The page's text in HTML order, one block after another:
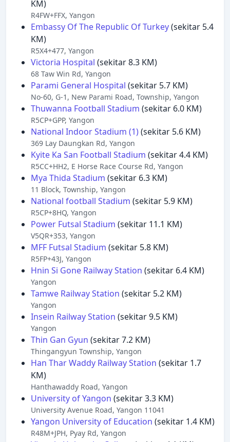
KM)
R4FW+FFX, Yangon
Embassy Of The Republic Of Turkey(sekitar 5.4
KM)
R5X4+477, Yangon
Victoria Hospital (sekitar 8.3 KM)
68 Taw Win Rd, Yangon
Parami General Hospital (sekitar 5.7 KM)
No-60, G-1, New Parami Road, Township, Yangon
Thuwanna Football Stadium (sekitar 6.0 KM)
R5CP+GPP, Yangon
National Indoor Stadium (1)(sekitar 5.6 KM)
369 Lay Daungkan Rd, Yangon
Kyite Ka San Football Stadium (sekitar 4.4 KM)
R5CC+HH2, E Horse Race Course Rd, Yangon
Mya Thida Stadium (sekitar 6.3 KM)
11 Block, Township, Yangon
National football Stadium (sekitar 5.9 KM)
R5CP+8HQ, Yangon
Power Futsal Stadium (sekitar 11.1 KM)
V5QR+353, Yangon
MFF Futsal Stadium (sekitar 5.8 KM)
R5FP+43J, Yangon
Hnin Si Gone Railway Station (sekitar 6.4 KM)
Yangon
Tamwe Railway Station (sekitar 5.2 KM)
Yangon
Insein Railway Station (sekitar 9.5 KM)
Yangon
Thin Gan Gyun (sekitar 7.2 KM)
Thingangyun Township, Yangon
Han Thar Waddy Railway Station (sekitar 1.7
KM)
Hanthawaddy Road, Yangon
University of Yangon (sekitar 3.3 KM)
University Avenue Road, Yangon 11041
Yangon University of Education (sekitar 1.4 KM)
R48M+JPH, Pyay Rd, Yangon